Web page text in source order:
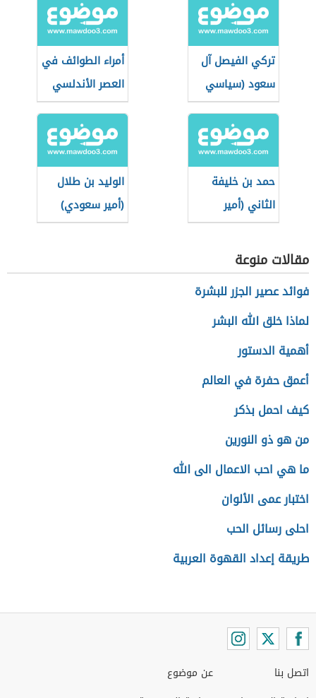
تركي الفيصل آل
سعود (سياسي
سعودي)
أمراء الطوائف في
العصر الأندلسي
حمد بن خليفة
الثاني (أمير
قطري)
الوليد بن طلال
(أمير سعودي)
مقالات منوعة
فوائد عصير الجزر للبشرة
لماذا خلق الله البشر
أهمية الدستور
أعمق حفرة في العالم
كيف احمل بذكر
من هو ذو النورين
ما هي احب الاعمال الى الله
اختبار عمى الألوان
احلى رسائل الحب
طريقة إعداد القهوة العربية
اتصل بنا
عن موضوع